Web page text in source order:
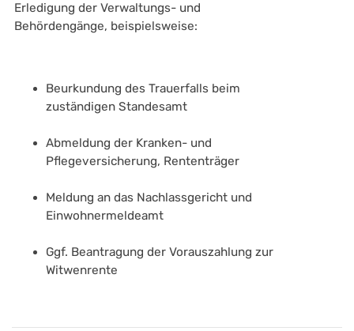
Erledigung der Verwaltungs- und
Behördengänge, beispielsweise:
Beurkundung des Trauerfalls beim
zuständigen Standesamt
Abmeldung der Kranken- und
Pflegeversicherung, Rententräger
Meldung an das Nachlassgericht und
Einwohnermeldeamt
Ggf. Beantragung der Vorauszahlung zur
Witwenrente